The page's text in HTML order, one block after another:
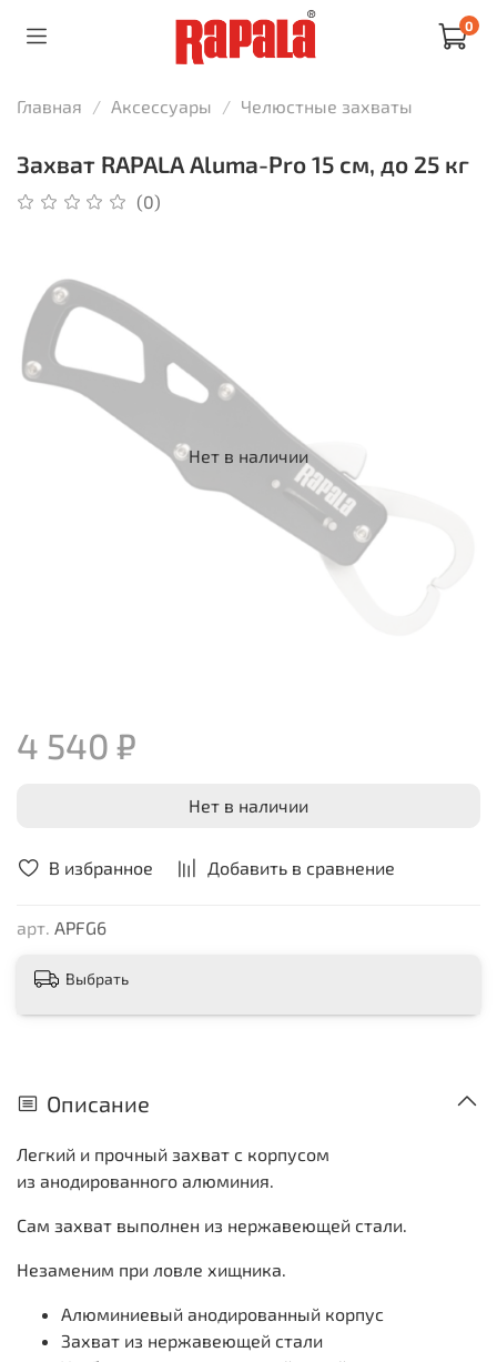
0
Главная Аксессуары Челюстные захваты
Захват RAPALA Aluma-Pro 15 см, до 25 кг
(0)
В избранное Добавить в сравнение
арт. APFG6
Нет в наличии
4 540 ₽
Нет в наличии
Выбрать
Описание
Легкий и прочный захват с корпусом
из анодированного алюминия.
Сам захват выполнен из нержавеющей стали.
Незаменим при ловле хищника.
Алюминиевый анодированный корпус
Захват из нержавеющей стали